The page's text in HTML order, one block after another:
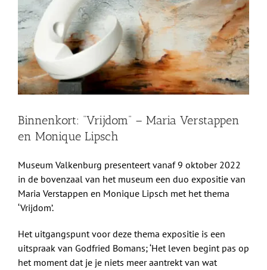
Over Ons
BEZOEK
Binnenkort: “Vrijdom” – Maria Verstappen
en Monique Lipsch
Museum Valkenburg presenteert vanaf 9 oktober 2022
in de bovenzaal van het museum een duo expositie van
Maria Verstappen en Monique Lipsch met het thema
‘Vrijdom’.
Het uitgangspunt voor deze thema expositie is een
uitspraak van Godfried Bomans; ‘Het leven begint pas op
het moment dat je je niets meer aantrekt van wat